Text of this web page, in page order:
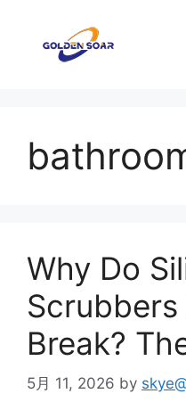
Why Do
Break?
5月 11, 2026 by